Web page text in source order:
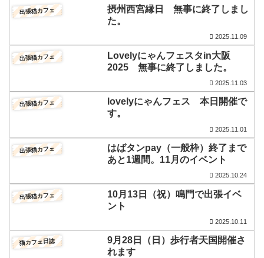
出張猫カフェ
摂州西宮縁日 無事に終了しまし
た。
2025.11.09
出張猫カフェ
Lovelyにゃんフェスタin大阪
2025 無事に終了しました。
2025.11.03
出張猫カフェ
lovelyにゃんフェス 本日開催で
す。
2025.11.01
出張猫カフェ
はばタンpay（一般枠）終了まで
あと1週間。11月のイベント
2025.10.24
出張猫カフェ
10月13日（祝）鳴門で出張イベ
ント
2025.10.11
猫カフェ日誌
9月28日（日）歩行者天国開催さ
れます